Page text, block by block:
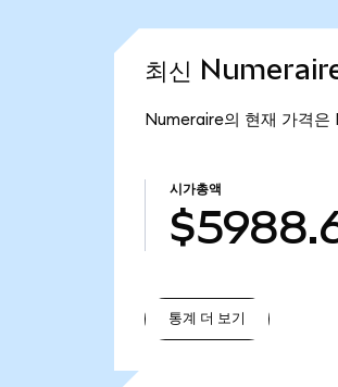
최신
Numeraire의 현재 가격은
시가총액
통계 더 보기